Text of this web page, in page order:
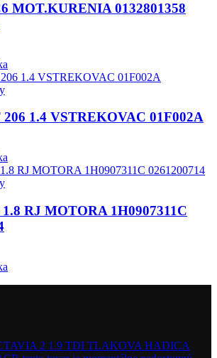
MOT.KURENIA 0132801358
1.4 VSTREKOVAC 01F002A
RJ MOTORA 1H0907311C